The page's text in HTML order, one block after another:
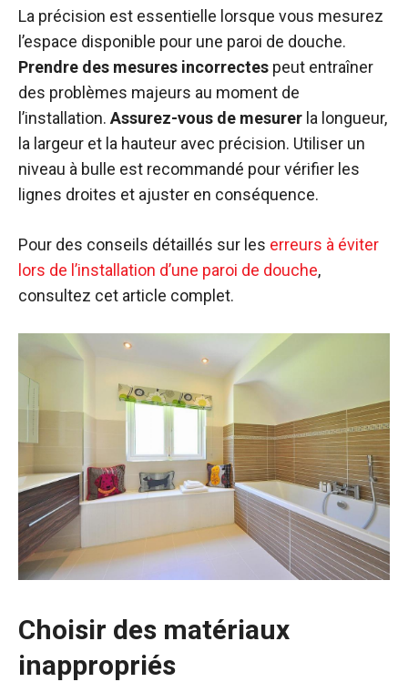
La précision est essentielle lorsque vous mesurez
l’espace disponible pour une paroi de douche.
Prendre des mesures incorrectes peut entraîner
des problèmes majeurs au moment de
l’installation. Assurez-vous de mesurer la longueur,
la largeur et la hauteur avec précision. Utiliser un
niveau à bulle est recommandé pour vérifier les
lignes droites et ajuster en conséquence.
Pour des conseils détaillés sur les erreurs à éviter
lors de l’installation d’une paroi de douche,
consultez cet article complet.
Choisir des matériaux
inappropriés